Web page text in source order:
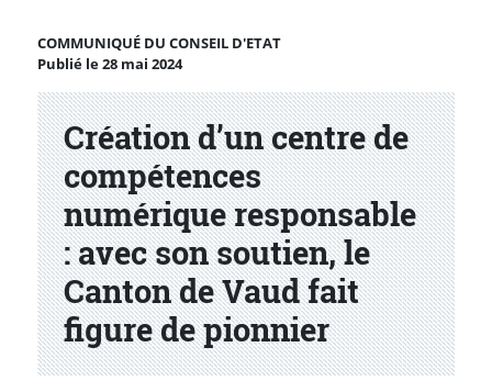
Création d’un centre de
compétences
numérique responsable
: avec son soutien, le
Canton de Vaud fait
figure de pionnier
COMMUNIQUÉ DU CONSEIL D'ETAT
Publié le 28 mai 2024
Partenaire(s)